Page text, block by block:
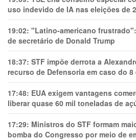
uso indevido de IA nas eleições de
19:02: "Latino-americano
de secretário de Donald Trump
18:37: STF impõe derrota a
recurso de Defensoria em caso do 8
17:48: EUA exigem vantagens
liberar quase 60 mil toneladas de
17:29: Ministros do STF formam
bomba do Congresso por meio de